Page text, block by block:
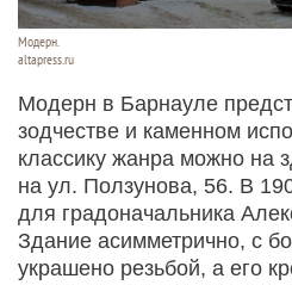
Модерн.
altapress.ru
Модерн в Барнауле
зодчестве и каменном
классику жанра можно на
на ул. Ползунова, 56. В
для градоначальника
Здание асимметрично, с
украшено резьбой, а его